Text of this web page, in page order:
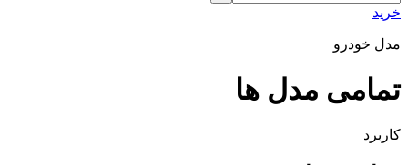
خرید
مدل خودرو
تمامی مدل ها
کاربرد